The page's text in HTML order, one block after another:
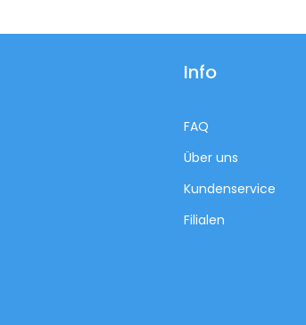
Info
FAQ
Über uns
Kundenservice
Filialen